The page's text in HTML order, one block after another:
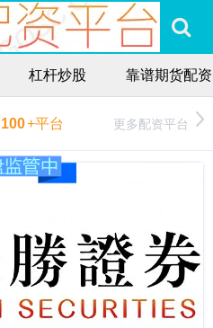
杠杆炒股 靠谱期货配资
100+平台 更多配资平台